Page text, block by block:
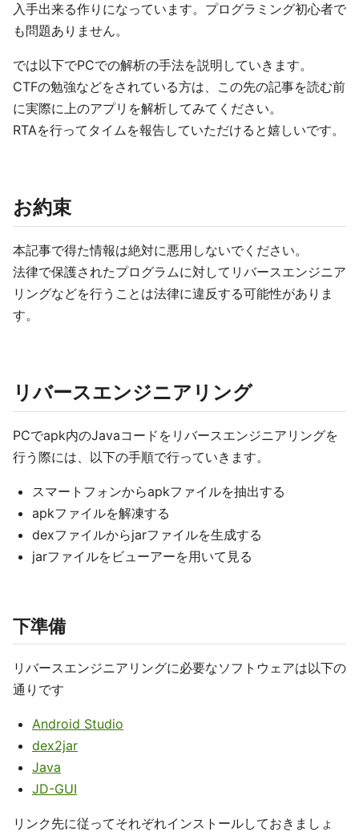
入手出来る作りになっています。プログラミング初心者で
も問題ありません。
では以下でPCでの解析の手法を説明していきます。
CTFの勉強などをされている方は、この先の記事を読む前
に実際に上のアプリを解析してみてください。
RTAを行ってタイムを報告していただけると嬉しいです。
お約束
本記事で得た情報は絶対に悪用しないでください。
法律で保護されたプログラムに対してリバースエンジニア
リングなどを行うことは法律に違反する可能性がありま
す。
リバースエンジニアリング
PCでapk内のJavaコードをリバースエンジニアリングを
行う際には、以下の手順で行っていきます。
スマートフォンからapkファイルを抽出する
apkファイルを解凍する
dexファイルからjarファイルを生成する
jarファイルをビューアーを用いて見る
下準備
リバースエンジニアリングに必要なソフトウェアは以下の
通りです
Android Studio
dex2jar
Java
JD-GUI
リンク先に従ってそれぞれインストールしておきましょ